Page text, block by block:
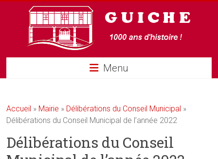
Menu
Accueil » Mairie » Délibérations du Conseil Municipal »
Délibérations du Conseil Municipal de l’année 2022
Délibérations du Conseil